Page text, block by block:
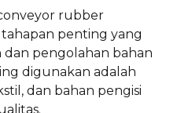
rubber
penting yang
pengolahan bahan
digunakan adalah
dan bahan pengisi